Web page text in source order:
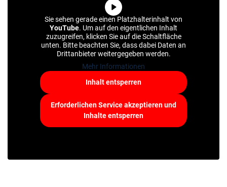
Sie sehen gerade einen Platzhalterinhalt von
YouTube. Um auf den eigentlichen Inhalt
zuzugreifen, klicken Sie auf die Schaltfläche
unten. Bitte beachten Sie, dass dabei Daten an
Drittanbieter weitergegeben werden.
Mehr Informationen
Inhalt entsperren
Erforderlichen Service akzeptieren und
Inhalte entsperren